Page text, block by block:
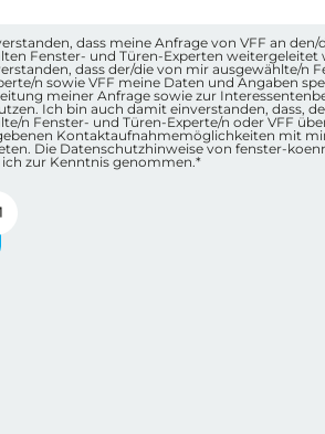
Checkbox Container
dass meine Anfrage von VFF an den/
Fenster- und Türen-Experten weitergeleitet
dass der/die von mir ausgewählte/n
n sowie VFF meine Daten und Angaben
meiner Anfrage sowie zur
Ich bin auch damit einverstanden, dass,
n Fenster- und Türen-Experte/n oder VFF
Kontaktaufnahmemöglichkeiten mit
Die Datenschutzhinweise von fenster-
zur Kenntnis genommen.*